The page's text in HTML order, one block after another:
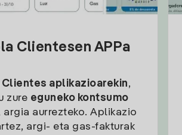
Clientesen APPa
Clientes aplikazioarekin,
zure eguneko kontsumo
argia aurrezteko. Aplikazio
argi- eta gas-fakturak